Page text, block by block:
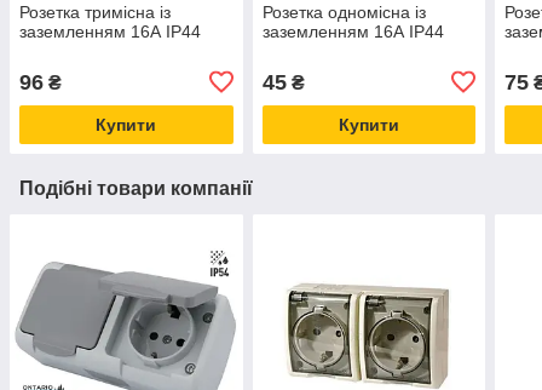
Розетка тримісна із
заземленням 16А IP44
96 ₴
Купити
Розетка одномісна із
заземленням 16А IP44
45₴
Купити
75
Подібні товари компанії